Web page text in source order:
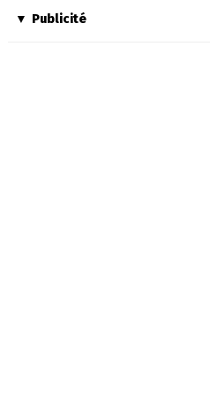
Publicité